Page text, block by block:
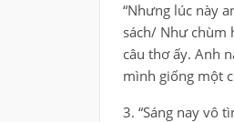
“Nhưng lúc này
sách/ Như chùm
câu thơ ấy. Anh
mình giống một
3. “Sáng nay vô